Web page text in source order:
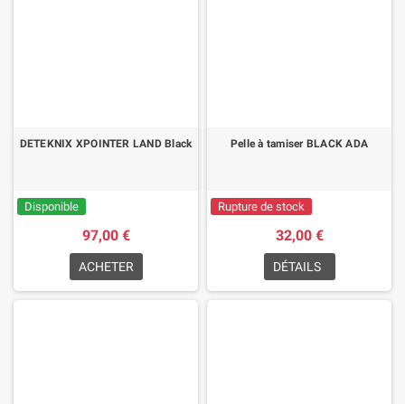
DETEKNIX XPOINTER LAND Black
Disponible
97,00 €
ACHETER
Pelle à tamiser BLACK ADA
Rupture de stock
32,00 €
DÉTAILS